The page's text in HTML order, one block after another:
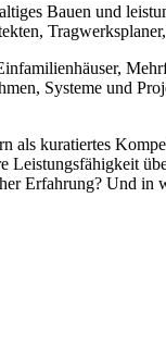
Bauen und
Systeme und
als kuratiertes
Erfahrung? Und in